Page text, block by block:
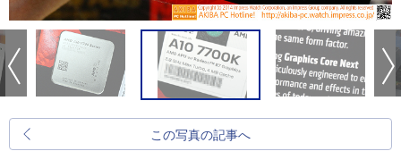
この写真の記事へ